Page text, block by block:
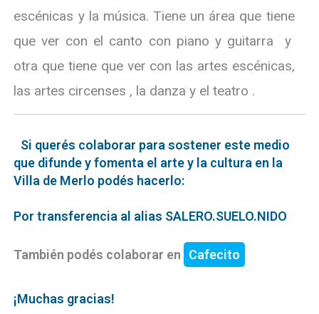
escénicas y la música. Tiene un área que tiene
que ver con el canto con piano y guitarra y
otra que tiene que ver con las artes escénicas,
las artes circenses , la danza y el teatro .
Si querés colaborar para sostener este medio
que difunde y fomenta el arte y la cultura en la
Villa de Merlo podés hacerlo:
Por transferencia al alias SALERO.SUELO.NIDO
También podés colaborar en Cafecito
¡Muchas gracias!